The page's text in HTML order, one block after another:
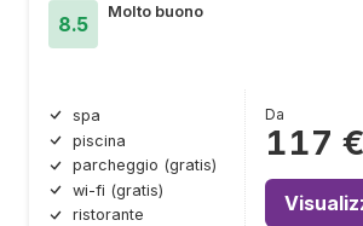
8.5
Molto buono
spa
piscina
parcheggio (gratis)
wi-fi (gratis)
ristorante
Da
117 €